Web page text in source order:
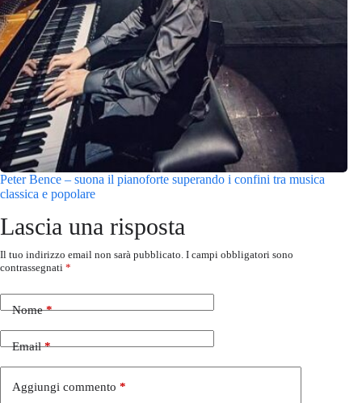
Peter Bence – suona il pianoforte superando i confini tra musica
classica e popolare
Lascia una risposta
Il tuo indirizzo email non sarà pubblicato. I campi obbligatori sono
contrassegnati *
Nome*
Email*
Aggiungi commento *